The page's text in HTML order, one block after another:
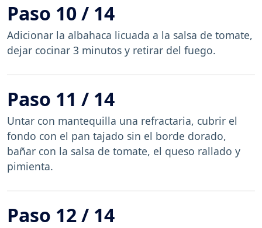
Paso 10 / 14
Adicionar la albahaca licuada a la salsa de tomate,
dejar cocinar 3 minutos y retirar del fuego.
Paso 11 / 14
Untar con mantequilla una refractaria, cubrir el
fondo con el pan tajado sin el borde dorado,
bañar con la salsa de tomate, el queso rallado y
pimienta.
Paso 12 / 14